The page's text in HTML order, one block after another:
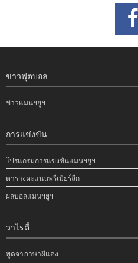
ข่าวฟุตบอล
ข่าวแมนฯยูฯ
การแข่งขัน
โปรแกรมการแข่งขันแมนฯยูฯ
ตารางคะแนนพรีเมียร์ลีก
ผลบอลแมนฯยูฯ
วาไรตี้
พูดจาภาษาผีแดง